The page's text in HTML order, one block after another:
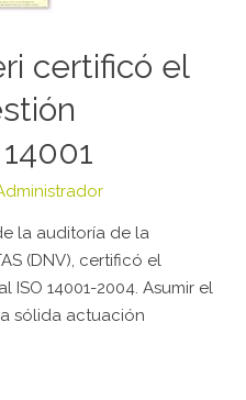
certificó el
la auditoría de la
(DNV), certificó el
ISO 14001-2004. Asumir el
sólida actuación